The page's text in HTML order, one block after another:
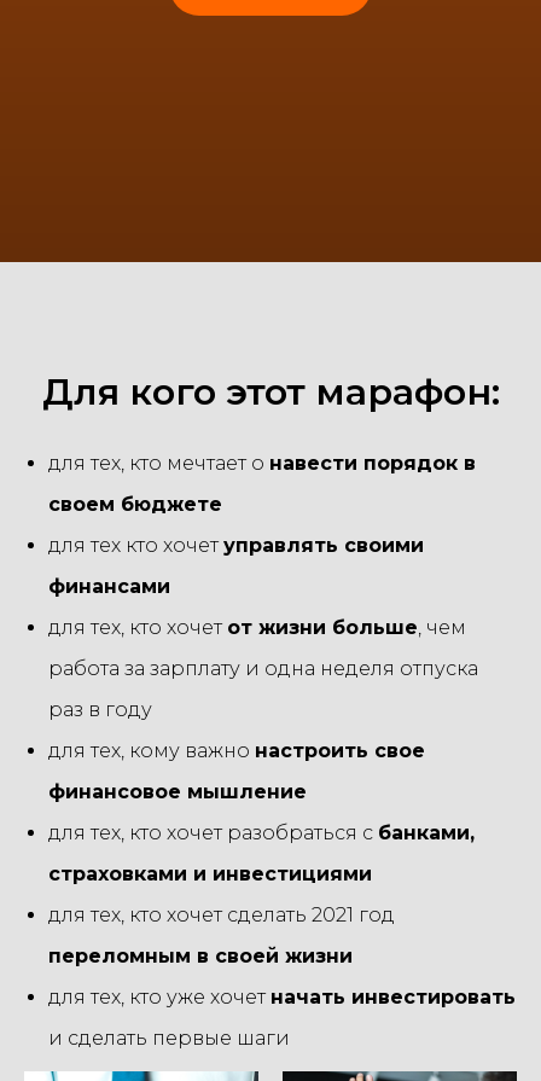
Для кого этот марафон:
для тех, кто мечтает о навести порядок в
своем бюджете
для тех кто хочетуправлять своими
финансами
для тех, кто хочет от жизни больше, чем
работа за зарплату и одна неделя отпуска
раз в году
для тех, кому важно настроить свое
финансовое мышление
для тех, кто хочет разобраться с банками,
страховками и инвестициями
для тех, кто хочет сделать 2021 год
переломным в своей жизни
для тех, кто уже хочет начать инвестировать
и сделать первые шаги